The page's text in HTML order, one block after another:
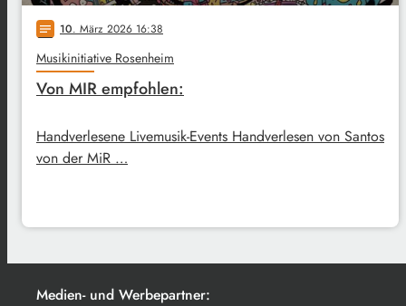
notes 10. März 2026 16:38
Musikinitiative Rosenheim
Von MIR empfohlen:
Handverlesene Livemusik-Events Handverlesen von Santos
von der MiR …
Medien- und Werbepartner: